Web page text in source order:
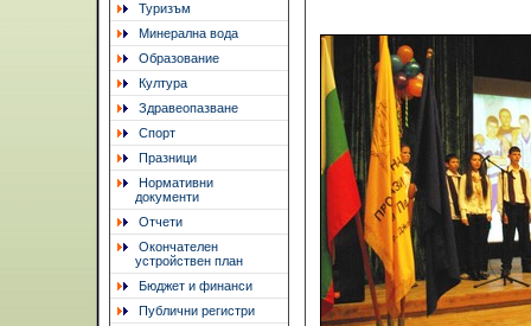
Туризъм
Минерална вода
Образование
Култура
Здравеопазване
Спорт
Празници
Нормативни
документи
Отчети
Окончателен
устройствен план
Бюджет и финанси
Публични регистри